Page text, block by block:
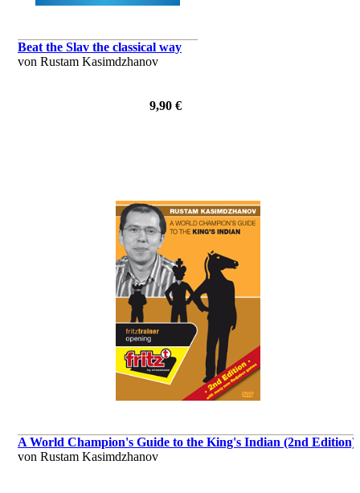
Beat the Slav the classical way
von Rustam Kasimdzhanov
9,90 €
A World Champion's Guide to the King's Indian (2nd Edition)
von Rustam Kasimdzhanov